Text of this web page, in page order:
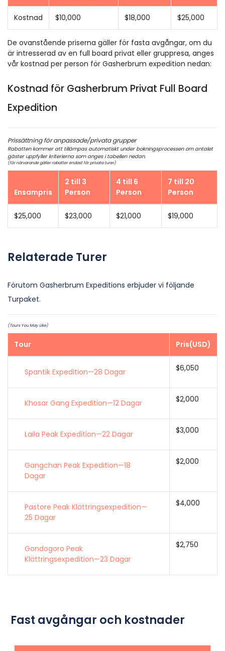
Kostnad $10,000 $18,000 $25,000
De ovanstående priserna gäller för fasta avgångar, om du
är intresserad av en full board privat eller gruppresa, anges
vår kostnad per person för Gasherbrum expedition nedan:
Kostnad för Gasherbrum Privat Full Board
Expedition
Prissättning för anpassade/privata grupper
Rabatten kommer att tillämpas automatiskt under bokningsprocessen om antalet
gäster uppfyller kriterierna som anges i tabellen nedan.
(för närvarande gäller rabatter endast för privata turer)
Ensampris
2 till 3
Person
4 till 6
Person
7 till 20
Person
$25,000 $23,000 $21,000 $19,000
Relaterade Turer
Förutom Gasherbrum Expeditions erbjuder vi följande
Turpaket.
(Tours You May Like)
Tour Pris(USD)
Spantik Expedition—28 Dagar $6,050
Khosar Gang Expedition—12 Dagar $2,000
Laila Peak Expedition—22 Dagar $3,000
Gangchan Peak Expedition—18
Dagar
$2,000
Pastore Peak Klättringsexpedition—
25 Dagar
$4,000
Gondogoro Peak
Klättringsexpedition—23 Dagar
$2,750
Fast avgångar och kostnader